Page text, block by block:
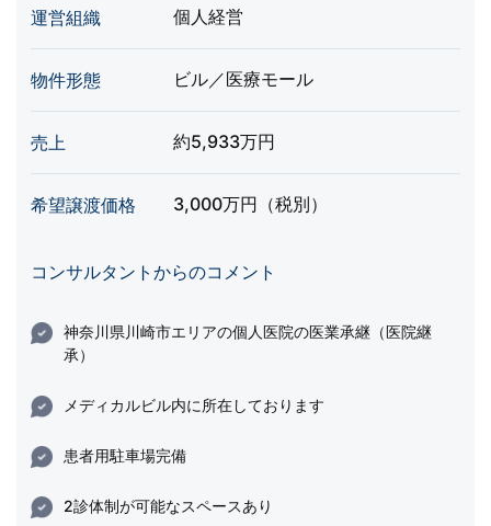
運営組織 個人経営
物件形態 ビル／医療モール
売上 約5,933万円
希望譲渡価格 3,000万円（税別）
コンサルタントからのコメント
神奈川県川崎市エリアの個人医院の医業承継（医院継
承）
メディカルビル内に所在しております
患者用駐車場完備
2診体制が可能なスペースあり